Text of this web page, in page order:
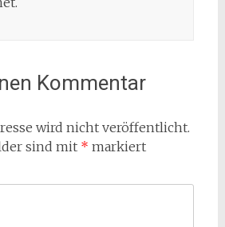
Kommentar
wird nicht veröffentlicht.
sind mit * markiert